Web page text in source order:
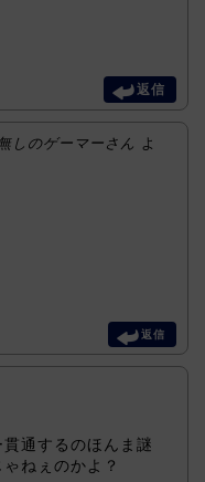
返信
しのゲーマーさん よ
返信
通するのほんま謎
ねぇのかよ？